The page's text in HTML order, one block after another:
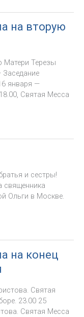
на вторую
Матери Терезы
января —
Святая Месса
и сестры!
священника
Ольги в Москве.
на конец
Святая
23.00 25
Святая Месса